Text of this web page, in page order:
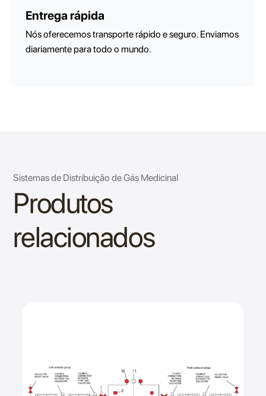
Entrega rápida
Nós oferecemos transporte rápido e seguro. Enviamos
diariamente para todo o mundo.
Sistemas de Distribuição de Gás Medicinal
Produtos
relacionados